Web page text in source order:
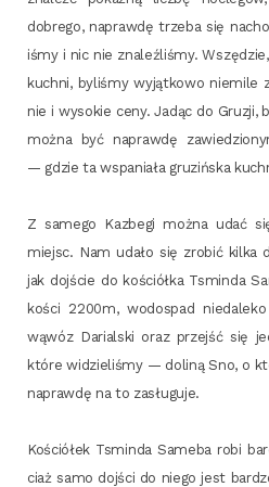
dobre­go, napraw­dę trze­ba się
i­śmy i nic nie zna­leź­li­śmy.
kuch­ni, byli­śmy wyjąt­ko­wo
nie i wyso­kie ceny. Jadąc do Gru­zji,
moż­na być napraw­dę
— gdzie ta wspa­nia­ła gru­ziń­ska
Z same­go Kazbe­gi moż­na udać
miejsc. Nam uda­ło się zro­bić kil­ka
jak doj­ście do kościół­ka Tsmin­da
ko­ści 2200m, wodo­spad
wąwóz Darial­ski oraz przejść się
któ­re widzie­li­śmy — doli­ną Sno, o
napraw­dę na to zasługuje.
Kośció­łek Tsmin­da Same­ba robi
ciaż samo doj­ści do nie­go jest